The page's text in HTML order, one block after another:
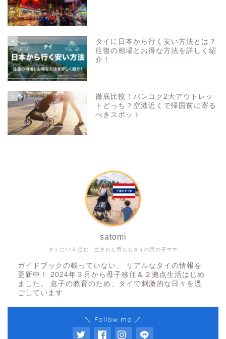
4
タイに日本から行く安い方法とは？
往復の相場とお得な方法を詳しく紹
介！
5
徹底比較！バンコク2大アウトレッ
トどっち？空港近くで帰国前に寄る
べきスポット
タイに11年住む、生まれも育ちもタイの男の子ママ
satomi
ガイドブックの載っていない、 リアルなタイの情報を
更新中！ 2024年３月から母子移住＆２拠点生活はじめ
ました。 息子の教育のため、タイで刺激的な日々を過
ごしています
＼ Follow me ／